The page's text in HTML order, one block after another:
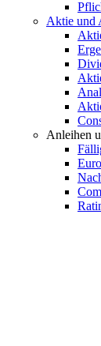
Aktie und
Anleihen